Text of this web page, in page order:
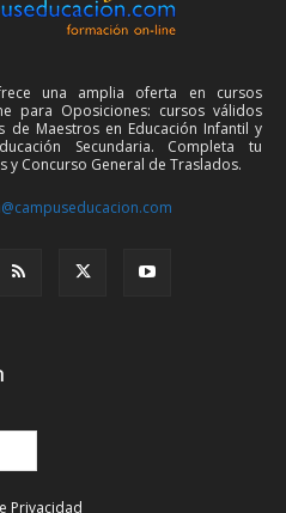
una amplia oferta en cursos
para Oposiciones: cursos válidos
Maestros en Educación Infantil y
Secundaria. Completa tu
y Concurso General de Traslados.
Privacidad